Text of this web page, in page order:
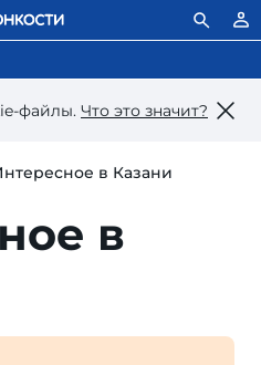
файлы. Что это значит?
в Казани
в